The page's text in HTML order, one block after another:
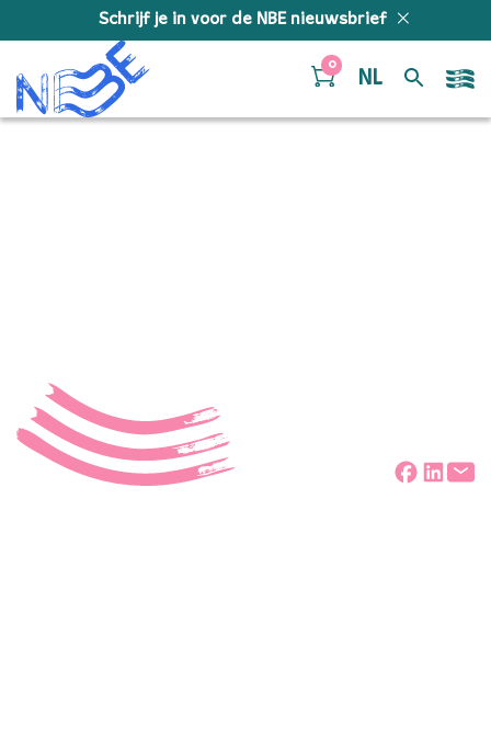
Schrijf je in voor de NBE nieuwsbrief
0
NL